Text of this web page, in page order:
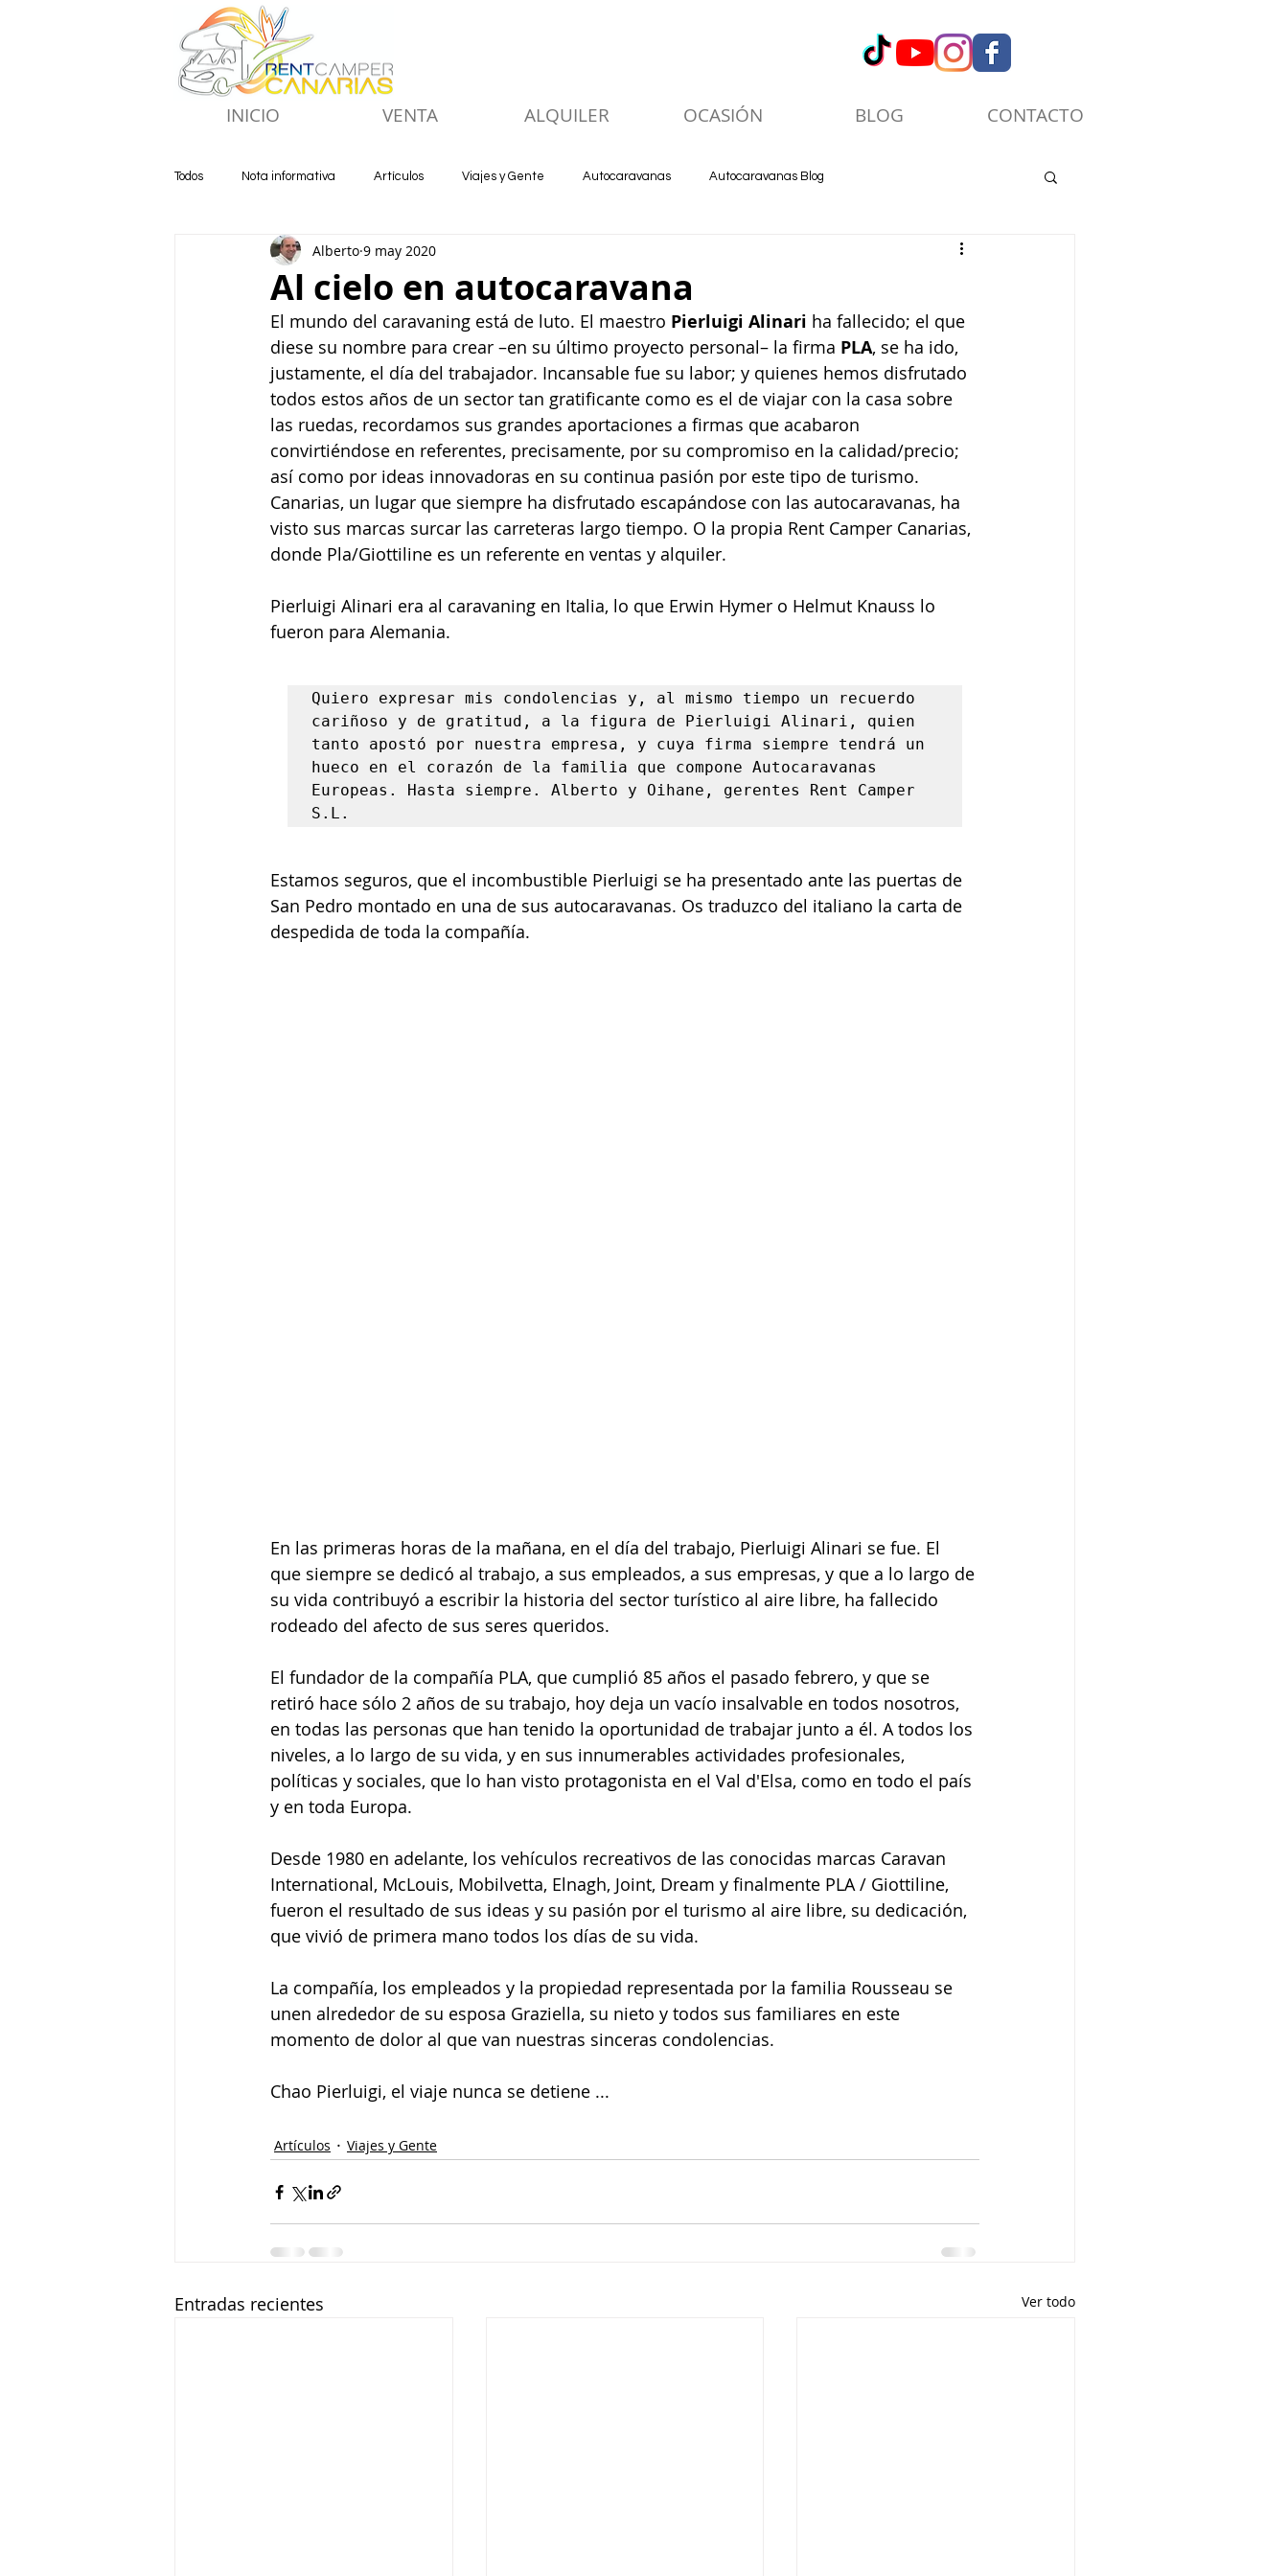
INICIO VENTA ALQUILER OCASIÓN BLOG CONTACTO
Todos Nota informativa Artículos Viajes y Gente Autocaravanas Autocaravanas Blog
Al cielo en autocaravana
Alberto 9 may 2020
El mundo del caravaning está de luto. El maestro Pierluigi Alinari ha fallecido; el que
diese su nombre para crear –en su último proyecto personal– la firma PLA, se ha ido,
justamente, el día del trabajador. Incansable fue su labor; y quienes hemos disfrutado
todos estos años de un sector tan gratificante como es el de viajar con la casa sobre
las ruedas, recordamos sus grandes aportaciones a firmas que acabaron
convirtiéndose en referentes, precisamente, por su compromiso en la calidad/precio;
así como por ideas innovadoras en su continua pasión por este tipo de turismo.
Canarias, un lugar que siempre ha disfrutado escapándose con las autocaravanas, ha
visto sus marcas surcar las carreteras largo tiempo. O la propia Rent Camper Canarias,
donde Pla/Giottiline es un referente en ventas y alquiler.
Pierluigi Alinari era al caravaning en Italia, lo que Erwin Hymer o Helmut Knauss lo
fueron para Alemania.
Quiero expresar mis condolencias y, al mismo tiempo un recuerdo
cariñoso y de gratitud, a la figura de Pierluigi Alinari, quien
tanto apostó por nuestra empresa, y cuya firma siempre tendrá un
hueco en el corazón de la familia que compone Autocaravanas
Europeas. Hasta siempre. Alberto y Oihane, gerentes Rent Camper
S.L.
Estamos seguros, que el incombustible Pierluigi se ha presentado ante las puertas de
San Pedro montado en una de sus autocaravanas. Os traduzco del italiano la carta de
despedida de toda la compañía.
En las primeras horas de la mañana, en el día del trabajo, Pierluigi Alinari se fue. El
que siempre se dedicó al trabajo, a sus empleados, a sus empresas, y que a lo largo de
su vida contribuyó a escribir la historia del sector turístico al aire libre, ha fallecido
rodeado del afecto de sus seres queridos.
El fundador de la compañía PLA, que cumplió 85 años el pasado febrero, y que se
retiró hace sólo 2 años de su trabajo, hoy deja un vacío insalvable en todos nosotros,
en todas las personas que han tenido la oportunidad de trabajar junto a él. A todos los
niveles, a lo largo de su vida, y en sus innumerables actividades profesionales,
políticas y sociales, que lo han visto protagonista en el Val d'Elsa, como en todo el país
y en toda Europa.
Desde 1980 en adelante, los vehículos recreativos de las conocidas marcas Caravan
International, McLouis, Mobilvetta, Elnagh, Joint, Dream y finalmente PLA / Giottiline,
fueron el resultado de sus ideas y su pasión por el turismo al aire libre, su dedicación,
que vivió de primera mano todos los días de su vida.
La compañía, los empleados y la propiedad representada por la familia Rousseau se
unen alrededor de su esposa Graziella, su nieto y todos sus familiares en este
momento de dolor al que van nuestras sinceras condolencias.
Chao Pierluigi, el viaje nunca se detiene ...
Artículos Viajes y Gente
Entradas recientes Ver todo